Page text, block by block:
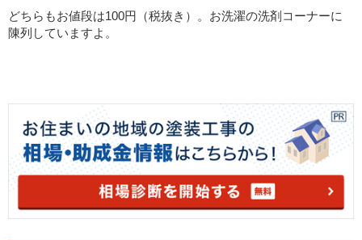
どちらもお値段は100円（税抜き）。お洗濯の洗剤コーナーに
陳列していますよ。